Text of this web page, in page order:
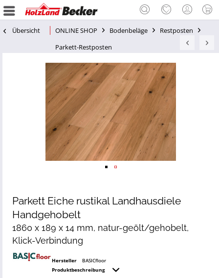
Übersicht ONLINE SHOP Bodenbeläge
Restposten
Parkett-Restposten
Parkett Eiche rustikal Landhausdiele
Handgehobelt
1860 x 189 x 14 mm, natur-geölt/gehobelt,
Klick-Verbindung
Hersteller
BASICfloor
Produktbeschreibung